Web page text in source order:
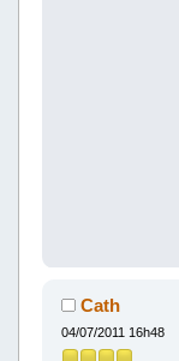
Cath
04/07/2011 16h48